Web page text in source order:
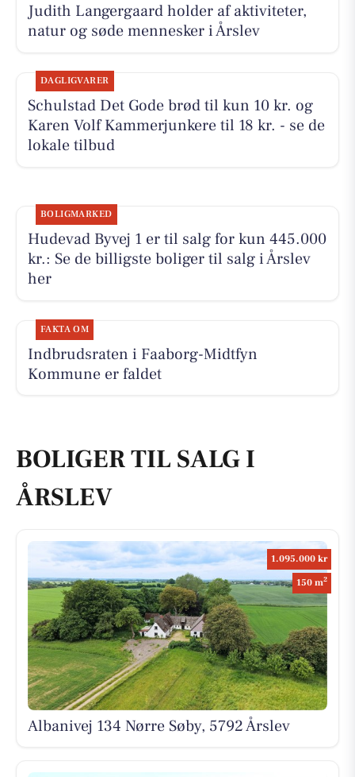
Judith Langergaard holder af aktiviteter,
natur og søde mennesker i Årslev
DAGLIGVARER
Schulstad Det Gode brød til kun 10 kr. og
Karen Volf Kammerjunkere til 18 kr. - se de
lokale tilbud
BOLIGMARKED
Hudevad Byvej 1 er til salg for kun 445.000
kr.: Se de billigste boliger til salg i Årslev
her
FAKTA OM
Indbrudsraten i Faaborg-Midtfyn
Kommune er faldet
BOLIGER TIL SALG I
ÅRSLEV
1.095.000 kr
150 m2
Albanivej 134 Nørre Søby, 5792 Årslev